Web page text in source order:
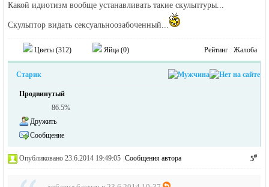
Какой идиотизм вообще устанавливать такие скульптуры...
Скульптор видать сексуальноозабоченный...
Цветы (312) Яйца (0) Рейтинг Жалоба
Старик
Продвинутый
86.5%
Дружить
Сообщение
5#
Опубликовано 23.6.2014 19:49:05 Сообщения автора